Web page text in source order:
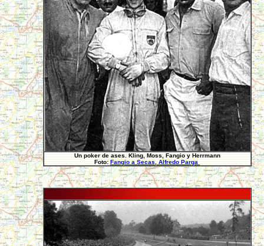
Un poker de ases. Kling, Moss, Fangio y Herrmann
Foto: Fangio a Secas Alfredo Parga